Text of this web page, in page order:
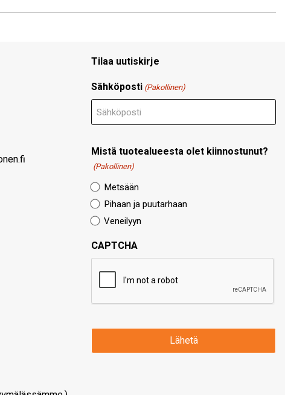
Tilaa uutiskirje
Sähköposti (Pakollinen)
Mistä tuotealueesta olet kiinnostunut?
(Pakollinen)
Metsään
Pihaan ja puutarhaan
Veneilyyn
CAPTCHA